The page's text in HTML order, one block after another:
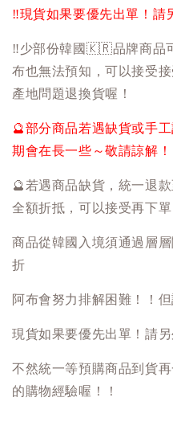
‼️現貨如果要優先出單！請
‼️少部份韓國 🇰🇷品牌商品
布也無法預知，可以接受
產地問題退換貨喔！
🔮部分商品若遇缺貨或手
期會在長一些～敬請諒解！
🔮 若遇商品缺貨，統一退
全額折抵，可以接受再下單
商品從韓國入境須通過層
折
阿布會努力排解困難！！
現貨如果要優先出單！請另
不然統一等預購商品到貨
的購物經驗喔！！